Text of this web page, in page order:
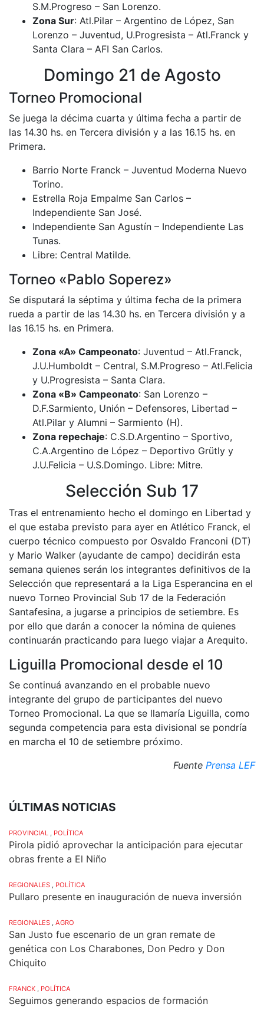
S.M.Progreso – San Lorenzo.
Zona Sur: Atl.Pilar – Argentino de López, San
Lorenzo – Juventud, U.Progresista – Atl.Franck y
Santa Clara – AFI San Carlos.
Domingo 21 de Agosto
Torneo Promocional
Se juega la décima cuarta y última fecha a partir de
las 14.30 hs. en Tercera división y a las 16.15 hs. en
Primera.
Barrio Norte Franck – Juventud Moderna Nuevo
Torino.
Estrella Roja Empalme San Carlos –
Independiente San José.
Independiente San Agustín – Independiente Las
Tunas.
Libre: Central Matilde.
Torneo «Pablo Soperez»
Se disputará la séptima y última fecha de la primera
rueda a partir de las 14.30 hs. en Tercera división y a
las 16.15 hs. en Primera.
Zona «A» Campeonato: Juventud – Atl.Franck,
J.U.Humboldt – Central, S.M.Progreso – Atl.Felicia
y U.Progresista – Santa Clara.
Zona «B» Campeonato: San Lorenzo –
D.F.Sarmiento, Unión – Defensores, Libertad –
Atl.Pilar y Alumni – Sarmiento (H).
Zona repechaje: C.S.D.Argentino – Sportivo,
C.A.Argentino de López – Deportivo Grütly y
J.U.Felicia – U.S.Domingo. Libre: Mitre.
Selección Sub 17
Tras el entrenamiento hecho el domingo en Libertad y
el que estaba previsto para ayer en Atlético Franck, el
cuerpo técnico compuesto por Osvaldo Franconi (DT)
y Mario Walker (ayudante de campo) decidirán esta
semana quienes serán los integrantes definitivos de la
Selección que representará a la Liga Esperancina en el
nuevo Torneo Provincial Sub 17 de la Federación
Santafesina, a jugarse a principios de setiembre. Es
por ello que darán a conocer la nómina de quienes
continuarán practicando para luego viajar a Arequito.
Liguilla Promocional desde el 10
Se continuá avanzando en el probable nuevo
integrante del grupo de participantes del nuevo
Torneo Promocional. La que se llamaría Liguilla, como
segunda competencia para esta divisional se pondría
en marcha el 10 de setiembre próximo.
Fuente Prensa LEF
ÚLTIMAS NOTICIAS
PROVINCIAL , POLÍTICA
Pirola pidió aprovechar la anticipación para ejecutar
obras frente a El Niño
REGIONALES , POLÍTICA
Pullaro presente en inauguración de nueva inversión
REGIONALES , AGRO
San Justo fue escenario de un gran remate de
genética con Los Charabones, Don Pedro y Don
Chiquito
FRANCK , POLÍTICA
Seguimos generando espacios de formación